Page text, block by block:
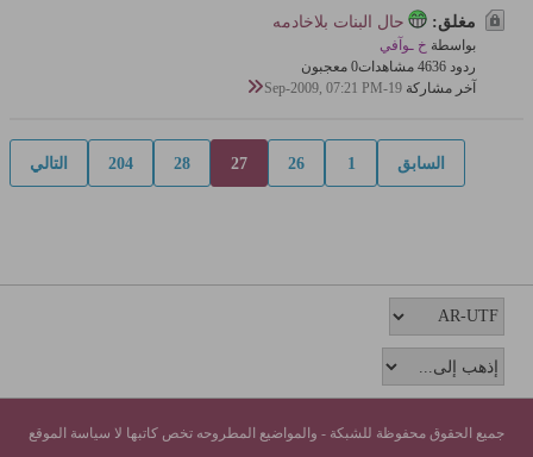
مغلق: حال البنات بلاخادمه
بواسطة خ ـوآفي
ردود 6
463 مشاهدات
0 معجبون
آخر مشاركة 19-Sep-2009, 07:21 PM
السابق 1
26
27
28
204 التالي
جميع الحقوق محفوظة للشبكة - والمواضيع المطروحه تخص كاتبها لا سياسة الموقع